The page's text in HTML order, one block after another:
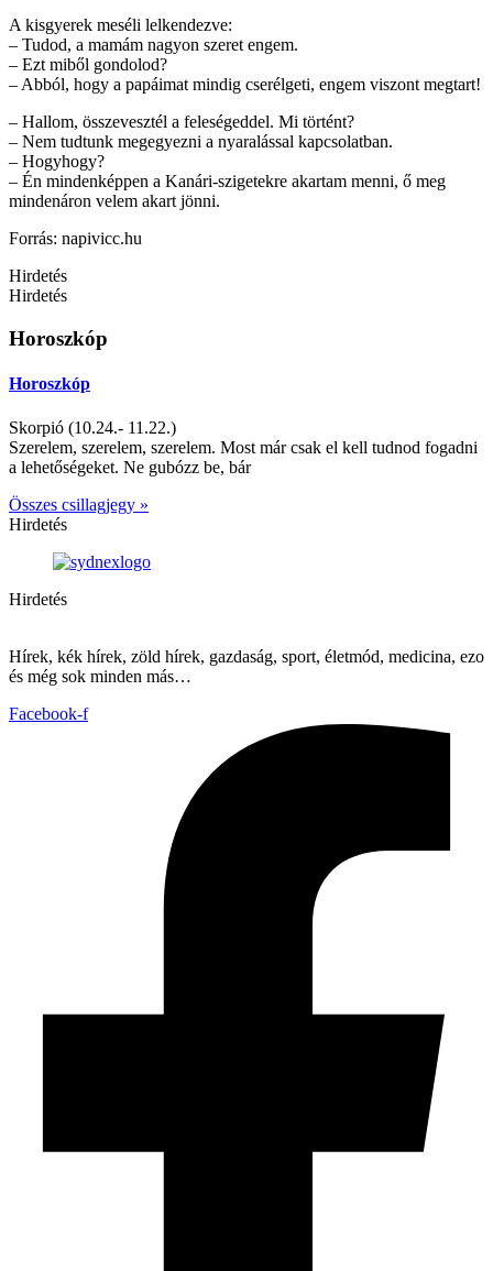
A kisgyerek meséli lelkendezve:
– Tudod, a mamám nagyon szeret engem.
– Ezt miből gondolod?
– Abból, hogy a papáimat mindig cserélgeti, engem viszont megtart!
– Hallom, összevesztél a feleségeddel. Mi történt?
– Nem tudtunk megegyezni a nyaralással kapcsolatban.
– Hogyhogy?
– Én mindenképpen a Kanári-szigetekre akartam menni, ő meg
mindenáron velem akart jönni.
Forrás: napivicc.hu
Hirdetés
Hirdetés
Horoszkóp
Horoszkóp
Skorpió (10.24.- 11.22.)
Szerelem, szerelem, szerelem. Most már csak el kell tudnod fogadni
a lehetőségeket. Ne gubózz be, bár
Összes csillagjegy »
Hirdetés
Hirdetés
Hírek, kék hírek, zöld hírek, gazdaság, sport, életmód, medicina, ezo
és még sok minden más…
Facebook-f